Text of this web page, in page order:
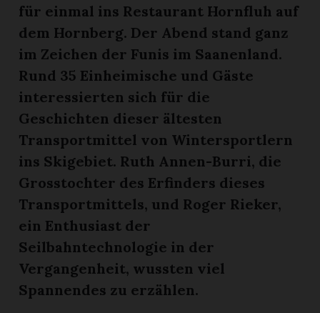
für einmal ins Restaurant Hornfluh auf
dem Hornberg. Der Abend stand ganz
im Zeichen der Funis im Saanenland.
Rund 35 Einheimische und Gäste
interessierten sich für die
Geschichten dieser ältesten
Transportmittel von Wintersportlern
ins Skigebiet. Ruth Annen-Burri, die
Grosstochter des Erfinders dieses
Transportmittels, und Roger Rieker,
ein Enthusiast der
Seilbahntechnologie in der
Vergangenheit, wussten viel
Spannendes zu erzählen.